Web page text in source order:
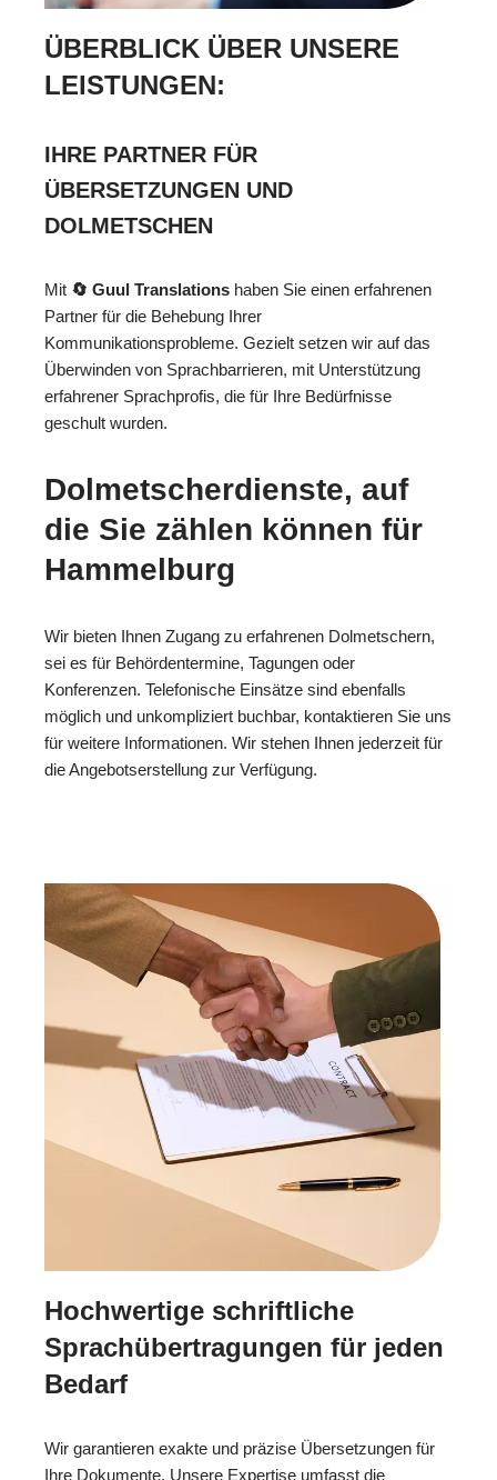
ÜBERBLICK ÜBER UNSERE
LEISTUNGEN:
IHRE PARTNER FÜR
ÜBERSETZUNGEN UND
DOLMETSCHEN
Mit 🔄 Guul Translations haben Sie einen erfahrenen
Partner für die Behebung Ihrer
Kommunikationsprobleme. Gezielt setzen wir auf das
Überwinden von Sprachbarrieren, mit Unterstützung
erfahrener Sprachprofis, die für Ihre Bedürfnisse
geschult wurden.
Dolmetscherdienste, auf
die Sie zählen können für
Hammelburg
Wir bieten Ihnen Zugang zu erfahrenen Dolmetschern,
sei es für Behördentermine, Tagungen oder
Konferenzen. Telefonische Einsätze sind ebenfalls
möglich und unkompliziert buchbar, kontaktieren Sie uns
für weitere Informationen. Wir stehen Ihnen jederzeit für
die Angebotserstellung zur Verfügung.
Hochwertige schriftliche
Sprachübertragungen für jeden
Bedarf
Wir garantieren exakte und präzise Übersetzungen für
Ihre Dokumente. Unsere Expertise umfasst die